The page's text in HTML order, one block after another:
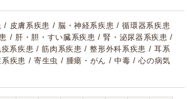
/ 皮膚系疾患 / 脳・神経系疾患 / 循環器系疾患
/ 肝・胆・すい臓系疾患 / 腎・泌尿器系疾患 /
系疾患 / 筋肉系疾患 / 整形外科系疾患 / 耳系
疾患 / 寄生虫 / 腫瘍・がん / 中毒 / 心の病気